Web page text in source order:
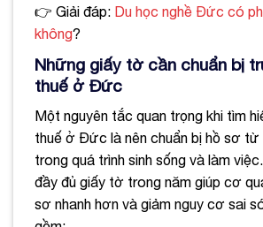
👉 Giải đáp: Du học nghề Đức có
không?
Những giấy tờ cần chuẩn bị
thuế ở Đức
Một nguyên tắc quan trọng khi tìm
thuế ở Đức là nên chuẩn bị hồ sơ từ
trong quá trình sinh sống và làm
đầy đủ giấy tờ trong năm giúp cơ
sơ nhanh hơn và giảm nguy cơ sai